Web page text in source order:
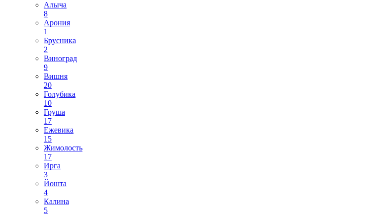
Алыча
8
Арония
1
Брусника
2
Виноград
9
Вишня
20
Голубика
10
Груша
17
Ежевика
15
Жимолость
17
Ирга
3
Йошта
4
Калина
5